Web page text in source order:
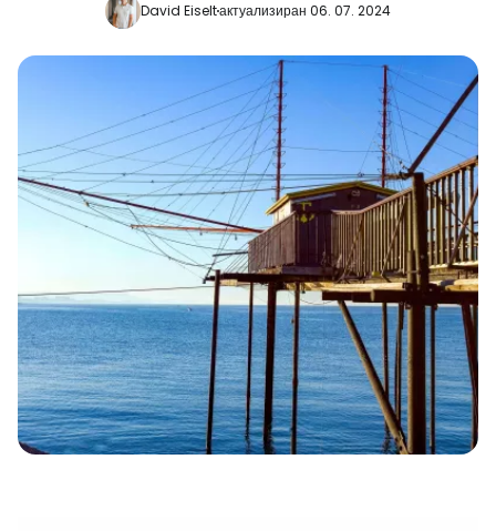
David Eiseltактуализиран 06. 07. 2024
Продължете с Facebook
Продължете с имейл